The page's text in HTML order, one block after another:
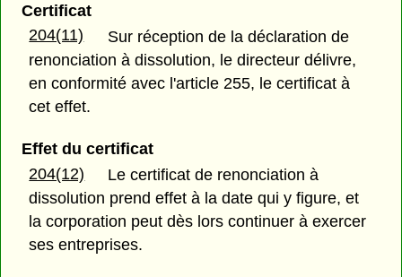
Certificat
204(11)
Sur réception de la déclaration de
renonciation à dissolution, le directeur délivre,
en conformité avec l'article 255, le certificat à
cet effet.
Effet du certificat
204(12)
Le certificat de renonciation à
dissolution prend effet à la date qui y figure, et
la corporation peut dès lors continuer à exercer
ses entreprises.